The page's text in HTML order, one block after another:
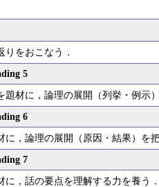
りをおこなう．
5
題材に，論理の展開（列挙・例示
6
に，論理の展開（原因・結果）を
7
に，話の要点を理解する力を養う